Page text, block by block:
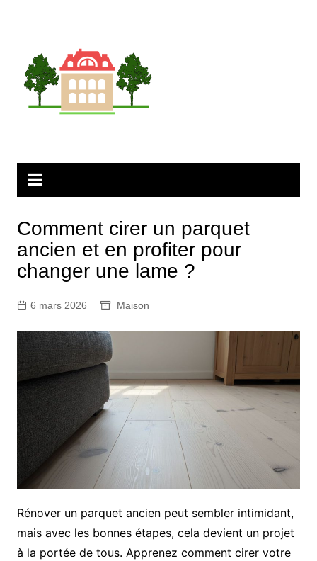
Comment cirer un parquet
ancien et en profiter pour
changer une lame ?
6 mars 2026 Maison
Rénover un parquet ancien peut sembler intimidant,
mais avec les bonnes étapes, cela devient un projet
à la portée de tous. Apprenez comment cirer votre